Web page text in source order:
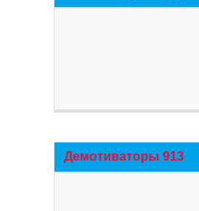
Демотиваторы 913